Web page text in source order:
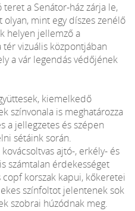
a Senátor-ház zárja le,
mint egy díszes zenélő
helyen jellemző a
vizuális központjában
a vár legendás védőjének
kiemelkedő
színvonala is meghatározza
a jellegzetes és szépen
sétáink során.
ajtó-, erkély- és
számtalan érdekességet
korszak kapui, kőkeretei
színfoltot jelentenek sok
szobrai húzódnak meg.